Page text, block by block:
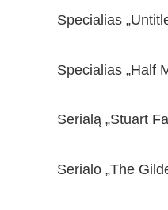
Specialias
Specialias „Half
Serialą „Stuart
Serialo „The